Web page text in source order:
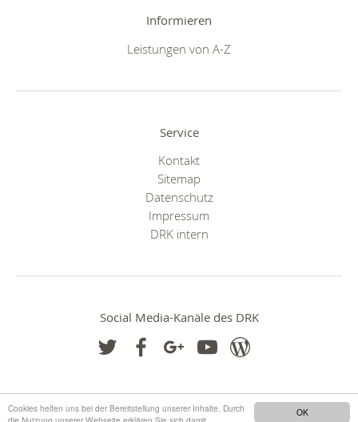
OK
Cookies helfen uns bei der Bereitstellung unserer Inhalte. Durch
Informieren
Leistungen von A-Z
Service
Kontakt
Sitemap
Datenschutz
Impressum
DRK intern
Social Media-Kanäle des DRK